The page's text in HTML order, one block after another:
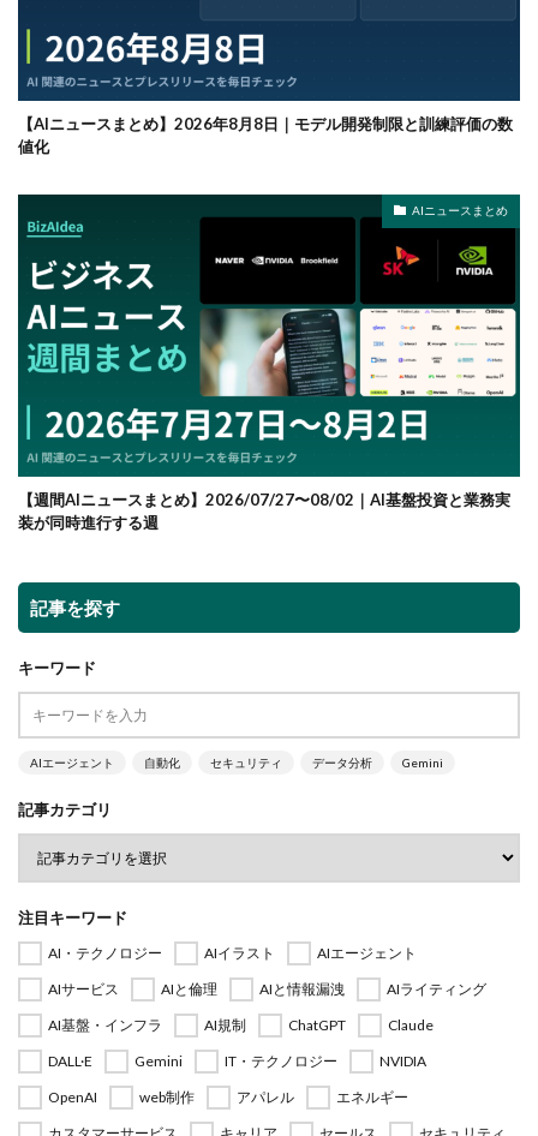
【AIニュースまとめ】2026年8月8日｜モデル開発制限と訓練評価の数
値化
AIニュースまとめ
【週間AIニュースまとめ】2026/07/27〜08/02｜AI基盤投資と業務実
装が同時進行する週
記事を探す
キーワード
AIエージェント 自動化 セキュリティ データ分析 Gemini
記事カテゴリ
注目キーワード
AI・テクノロジー AIイラスト
AIエージェント
AIサービス
AIと倫理 AIと情報漏洩
AIライティング
AI基盤・インフラ
AI規制 ChatGPT
Claude
DALL·E
Gemini IT・テクノロジー
NVIDIA
OpenAI
web制作 アパレル
エネルギー